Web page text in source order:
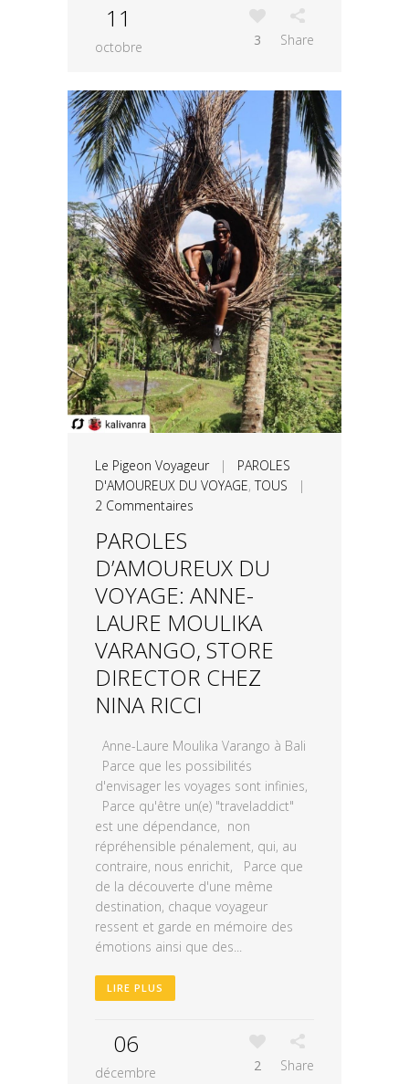
11
octobre 3 Share
Le Pigeon Voyageur| PAROLES
D'AMOUREUX DU VOYAGE,TOUS |
2 Commentaires
PAROLES
D’AMOUREUX DU
VOYAGE: ANNE-
LAURE MOULIKA
VARANGO, STORE
DIRECTOR CHEZ
NINA RICCI
Anne-Laure Moulika Varango à Bali
Parce que les possibilités
d'envisager les voyages sont infinies,
Parce qu'être un(e) "traveladdict"
est une dépendance, non
répréhensible pénalement, qui, au
contraire, nous enrichit, Parce que
de la découverte d'une même
destination, chaque voyageur
ressent et garde en mémoire des
émotions ainsi que des...
LIRE PLUS
06
décembre 2 Share